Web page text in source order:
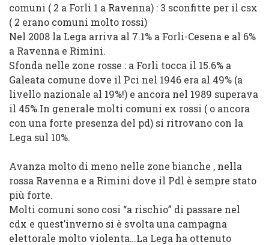
comuni ( 2 a Forli 1 a Ravenna) : 3 sconfitte per il csx
( 2 erano comuni molto rossi)
Nel 2008 la Lega arriva al 7.1% a Forli-Cesena e al 6%
a Ravenna e Rimini.
Sfonda nelle zone rosse : a Forli tocca il 15.6% a
Galeata comune dove il Pci nel 1946 era al 49% (a
livello nazionale al 19%!) e ancora nel 1989 superava
il 45%.In generale molti comuni ex rossi ( o ancora
con una forte presenza del pd) si ritrovano con la
Lega sul 10%.
Avanza molto di meno nelle zone bianche , nella
rossa Ravenna e a Rimini dove il Pdl è sempre stato
più forte.
Molti comuni sono cosi “a rischio” di passare nel
cdx e quest’inverno si è svolta una campagna
elettorale molto violenta…La Lega ha ottenuto